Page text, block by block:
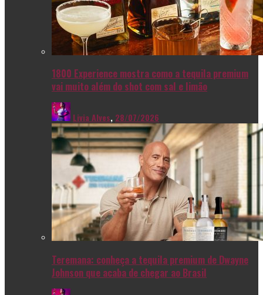
1800 Experience mostra como a tequila premium
vai muito além do shot com sal e limão
Livia Alves, 28/07/2026
Teremana: conheça a tequila premium de Dwayne
Johnson que acaba de chegar ao Brasil